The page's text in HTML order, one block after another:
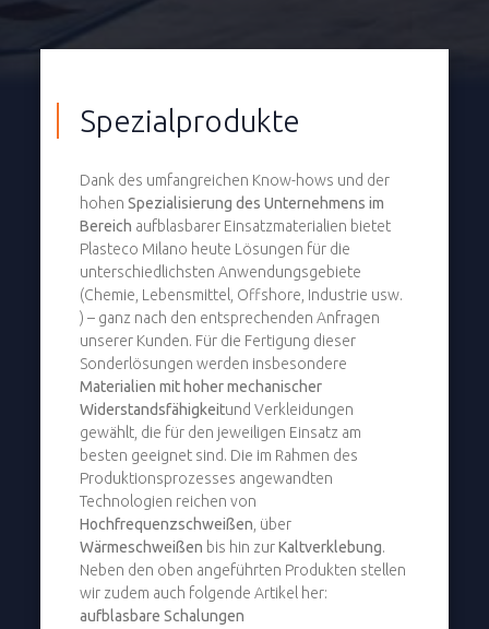
Spezialprodukte
Dank des umfangreichen Know-hows und der
hohenSpezialisierung des Unternehmens im
Bereich aufblasbarer Einsatzmaterialien bietet
Plasteco Milano heute Lösungen für die
unterschiedlichsten Anwendungsgebiete
(Chemie, Lebensmittel, Offshore, Industrie usw.
) – ganz nach den entsprechenden Anfragen
unserer Kunden. Für die Fertigung dieser
Sonderlösungen werden insbesondere
Materialien mit hoher mechanischer
Widerstandsfähigkeitund Verkleidungen
gewählt, die für den jeweiligen Einsatz am
besten geeignet sind. Die im Rahmen des
Produktionsprozesses angewandten
Technologien reichen von
Hochfrequenzschweißen , über
Wärmeschweißen bis hin zurKaltverklebung.
Neben den oben angeführten Produkten stellen
wir zudem auch folgende Artikel her:
aufblasbare Schalungen